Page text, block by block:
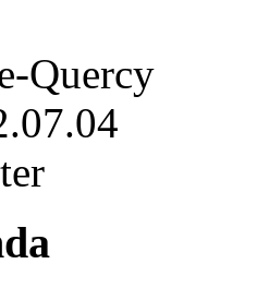
Quercy